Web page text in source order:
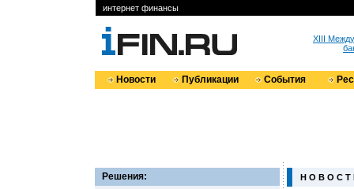
интернет финансы
XIII
Новости Публикации События
Решения:
Н О В О С Т